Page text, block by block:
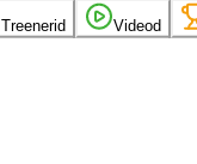
Treenerid Videod